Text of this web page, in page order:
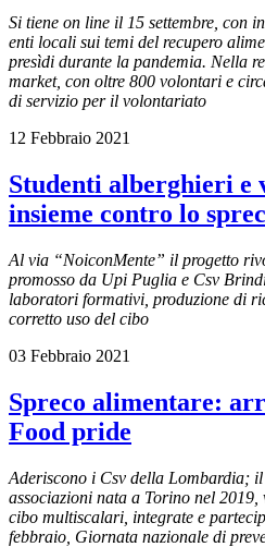
Si tiene on line il 15 settembre, con
enti locali sui temi del recupero
presìdi durante la pandemia. Nella
market, con oltre 800 volontari e
di servizio per il volontariato
12 Febbraio 2021
Studenti alberghieri e
insieme contro lo
Al via “NoiconMente” il progetto
promosso da Upi Puglia e Csv
laboratori formativi, produzione di
corretto uso del cibo
03 Febbraio 2021
Spreco alimentare:
Food pride
Aderiscono i Csv della Lombardia;
associazioni nata a Torino nel
cibo multiscalari, integrate e
febbraio, Giornata nazionale di